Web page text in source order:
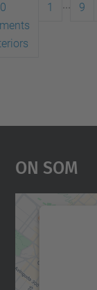
1 9
On Som